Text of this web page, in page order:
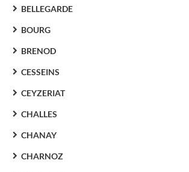
BELLEGARDE
BOURG
BRENOD
CESSEINS
CEYZERIAT
CHALLES
CHANAY
CHARNOZ